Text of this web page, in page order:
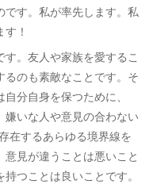
です。私が率先します。私
！
。友人や家族を愛するこ
るのも素敵なことです。そ
分自身を保つために、
嫌いな人や意見の合わない
在するあらゆる境界線を
見が違うことは悪いこと
つことは良いことです。